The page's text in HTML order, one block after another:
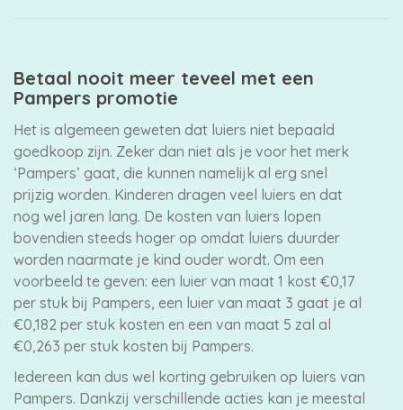
Betaal nooit meer teveel met een
Pampers promotie
Het is algemeen geweten dat luiers niet bepaald
goedkoop zijn. Zeker dan niet als je voor het merk
‘Pampers’ gaat, die kunnen namelijk al erg snel
prijzig worden. Kinderen dragen veel luiers en dat
nog wel jaren lang. De kosten van luiers lopen
bovendien steeds hoger op omdat luiers duurder
worden naarmate je kind ouder wordt. Om een
voorbeeld te geven: een luier van maat 1 kost €0,17
per stuk bij Pampers, een luier van maat 3 gaat je al
€0,182 per stuk kosten en een van maat 5 zal al
€0,263 per stuk kosten bij Pampers.
Iedereen kan dus wel korting gebruiken op luiers van
Pampers. Dankzij verschillende acties kan je meestal